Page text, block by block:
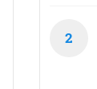
2